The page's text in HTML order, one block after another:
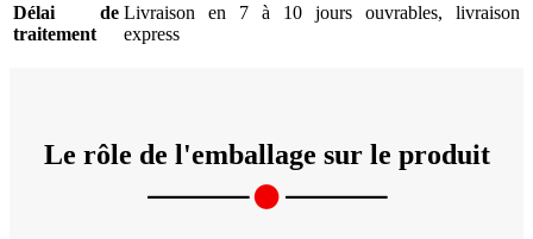
Délai de
traitement
Livraison en 7 à 10 jours ouvrables, livraison
express
Le rôle de l'emballage sur le produit